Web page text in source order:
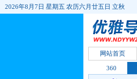
2026年8月7日 星期五 农历六月廿五日 立秋
网站首页
360